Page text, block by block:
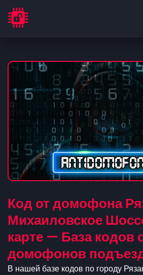
Код от домофона
Михаиловское
карте — База кодов
домофонов
В нашей базе кодов по городу